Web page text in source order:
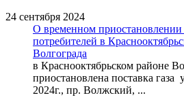
24 сентября 2024
О временном приостановлении
потребителей в
Волгограда
в Краснооктябрьском районе
приостановлена поставка газа
2024г., пр. Волжский, ...